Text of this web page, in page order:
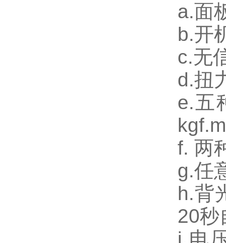
a.面
b.开
c.无
d.扭
e.五
f. 两
g.任
h.背
20秒